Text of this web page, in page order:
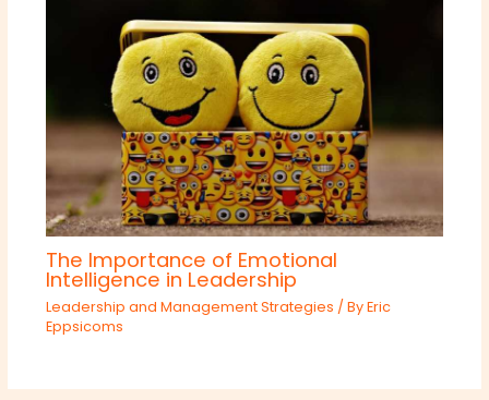
The Importance of Emotional
Intelligence in Leadership
Leadership and Management Strategies / ByEric
Eppsicoms